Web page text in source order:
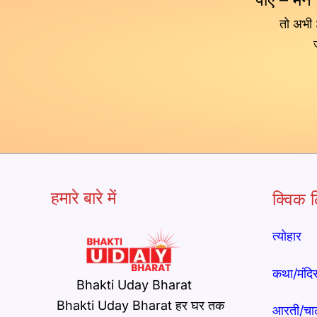
तो
हमारे बारे में
Bhakti Uday Bharat
Bhakti Uday Bharat हर घर तक
क्विक
त्योहार
कथा/
आरती/